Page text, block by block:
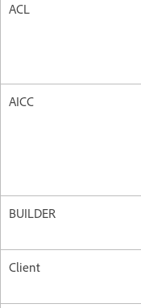
ACL
AICC
BUILDER
Client